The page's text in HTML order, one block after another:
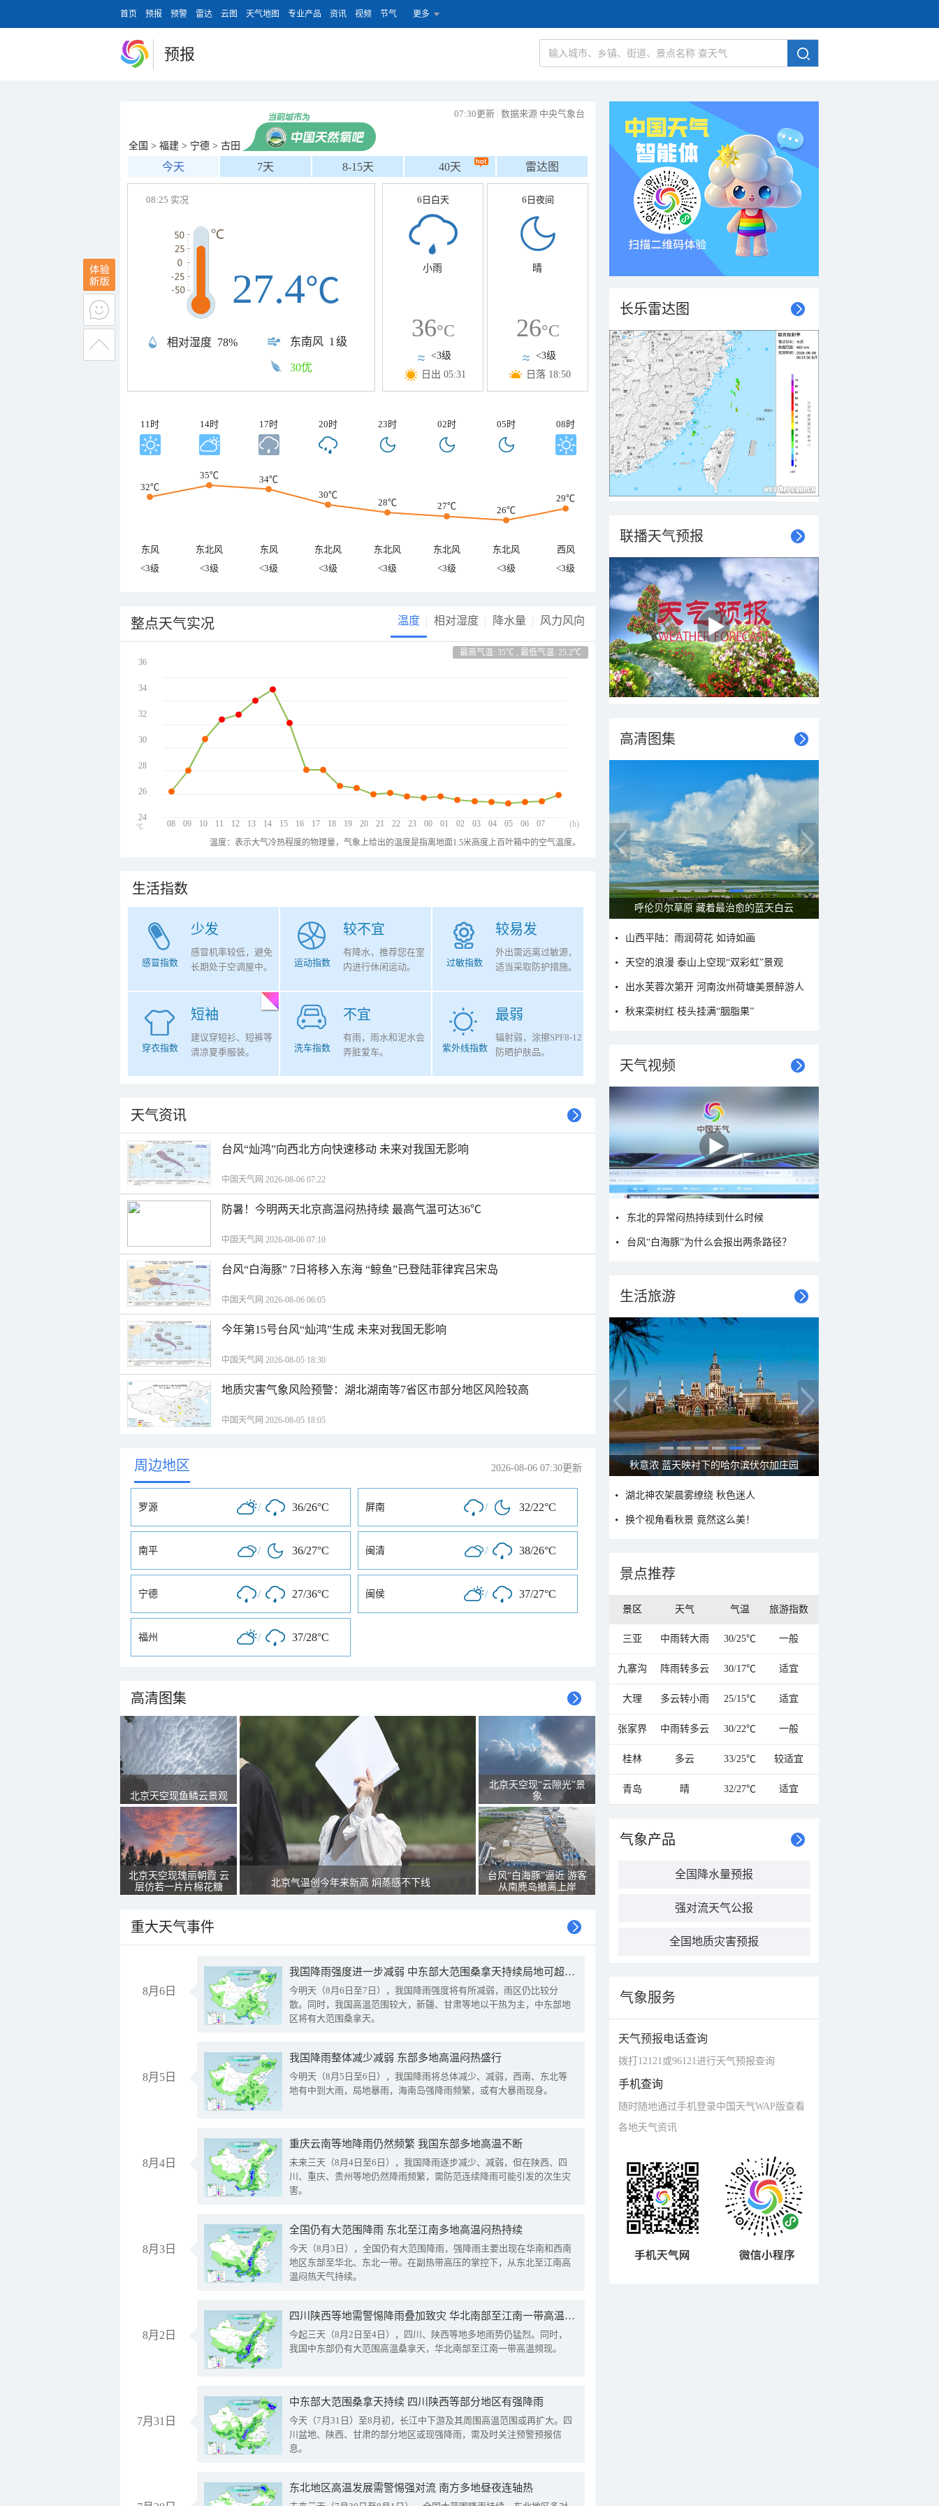
首页 预报 预警 雷达 云图 天气地图 专业产品 资讯 视频 节气 更多
预报
07:30更新 | 数据来源 中央气象台
全国 > 福建 > 宁德 > 古田
今天 7天 8-15天 40天 雷达图
08:25 实况
相对湿度 78% 东南风 1级
27.4℃
30优
6日白天
小雨
36°C
<3级
日出 05:31
6日夜间
晴
26°C
<3级
日落 18:50
11时 14时 17时 20时 23时 02时 05时 08时
32℃
35℃
34℃
30℃
28℃ 27℃ 26℃
29℃
东风 东北风 东风 东北风 东北风 东北风 东北风
西风
<3级
<3级 <3级 <3级 <3级 <3级 <3级 <3级
整点天气实况 温度 相对湿度 降水量 风力风向
最高气温: 35℃ , 最低气温: 25.2℃
08 09 10 11 12 13 14 15 16 17 18 19 20 21 22 23 00 01 02 03 04 05 06 07
36
34
32
30
28
26
24
(h)
℃
温度：表示大气冷热程度的物理量，气象上给出的温度是指离地面1.5米高度上百叶箱中的空气温度。
生活指数
少发
感冒指数
感冒机率较低，避免
长期处于空调屋中。
较不宜
运动指数
有降水，推荐您在室
内进行休闲运动。
较易发
过敏指数
外出需远离过敏源，
适当采取防护措施。
短袖
穿衣指数
建议穿短衫、短裤等
清凉夏季服装。
不宜
洗车指数
有雨，雨水和泥水会
弄脏爱车。
最弱
紫外线指数
辐射弱，涂擦SPF8-12
防晒护肤品。
天气资讯
台风“灿鸿”向西北方向快速移动 未来对我国无影响
中国天气网 2026-08-06 07:22
防暑！今明两天北京高温闷热持续 最高气温可达36℃
中国天气网 2026-08-06 07:10
台风“白海豚” 7日将移入东海 “鲸鱼”已登陆菲律宾吕宋岛
中国天气网 2026-08-06 06:05
今年第15号台风“灿鸿”生成 未来对我国无影响
中国天气网 2026-08-05 18:30
地质灾害气象风险预警：湖北湖南等7省区市部分地区风险较高
中国天气网 2026-08-05 18:05
周边地区 2026-08-06 07:30更新
罗源 / 36/26°C 屏南 / 32/22°C
南平 / 36/27°C 闽清 / 38/26°C
宁德 / 27/36°C 闽侯 / 37/27°C
福州 / 37/28°C
高清图集
北京天空现鱼鳞云景观
北京天空现瑰丽朝霞 云
层仿若一片片棉花糖
北京气温创今年来新高 焖蒸感不下线
北京天空现“云隙光”景
象
台风“白海豚”逼近 游客
从南麂岛撤离上岸
重大天气事件
8月6日
我国降雨强度进一步减弱 中东部大范围桑拿天持续局地可超38℃
今明天（8月6日至7日），我国降雨强度将有所减弱，雨区仍比较分
散。同时，我国高温范围较大，新疆、甘肃等地以干热为主，中东部地
区将有大范围桑拿天。
8月5日
我国降雨整体减少减弱 东部多地高温闷热盛行
今明天（8月5日至6日），我国降雨将总体减少、减弱，西南、东北等
地有中到大雨，局地暴雨，海南岛强降雨频繁，或有大暴雨现身。
8月4日
重庆云南等地降雨仍然频繁 我国东部多地高温不断
未来三天（8月4日至6日），我国降雨逐步减少、减弱，但在陕西、四
川、重庆、贵州等地仍然降雨频繁，需防范连续降雨可能引发的次生灾
害。
8月3日
全国仍有大范围降雨 东北至江南多地高温闷热持续
今天（8月3日），全国仍有大范围降雨，强降雨主要出现在华南和西南
地区东部至华北、东北一带。在副热带高压的掌控下，从东北至江南高
温闷热天气持续。
8月2日
四川陕西等地需警惕降雨叠加致灾 华北南部至江南一带高温频现
今起三天（8月2日至4日），四川、陕西等地多地雨势仍猛烈。同时，
我国中东部仍有大范围高温桑拿天，华北南部至江南一带高温频现。
7月31日
中东部大范围桑拿天持续 四川陕西等部分地区有强降雨
今天（7月31日）至8月初，长江中下游及其周围高温范围或再扩大。四
川盆地、陕西、甘肃的部分地区或现强降雨，需及时关注预警预报信
息。
东北地区高温发展需警惕强对流 南方多地昼夜连轴热
长乐雷达图
联播天气预报
高清图集
呼伦贝尔草原 藏着最治愈的蓝天白云
山西平陆：雨润荷花 如诗如画
天空的浪漫 泰山上空现“双彩虹”景观
出水芙蓉次第开 河南汝州荷塘美景醉游人
秋来栾树红 枝头挂满“胭脂果”
天气视频
东北的异常闷热持续到什么时候
台风“白海豚”为什么会报出两条路径？
生活旅游
秋意浓 蓝天映衬下的哈尔滨伏尔加庄园
湖北神农架晨雾缭绕 秋色迷人
换个视角看秋景 竟然这么美！
景点推荐
景区 天气 气温 旅游指数
三亚 中雨转大雨 30/25℃ 一般
九寨沟 阵雨转多云 30/17℃ 适宜
大理 多云转小雨 25/15℃ 适宜
张家界 中雨转多云 30/22℃ 一般
桂林 多云 33/25℃ 较适宜
青岛 晴 32/27℃ 适宜
气象产品
全国降水量预报
强对流天气公报
全国地质灾害预报
气象服务
天气预报电话查询
拨打12121或96121进行天气预报查询
手机查询
随时随地通过手机登录中国天气WAP版查看
各地天气资讯